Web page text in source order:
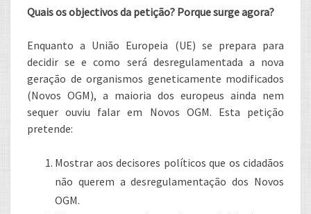
DOS
COM
OS
NOVOS
OGM!
Quais os objectivos da petição? Porque surge agora?
Enquanto a União Europeia (UE) se prepara para
decidir se e como será desregulamentada a nova
geração de organismos geneticamente modificados
(Novos OGM), a maioria dos europeus ainda nem
sequer ouviu falar em Novos OGM. Esta petição
pretende:
Mostrar aos decisores políticos que os cidadãos
não querem a desregulamentação dos Novos
OGM.